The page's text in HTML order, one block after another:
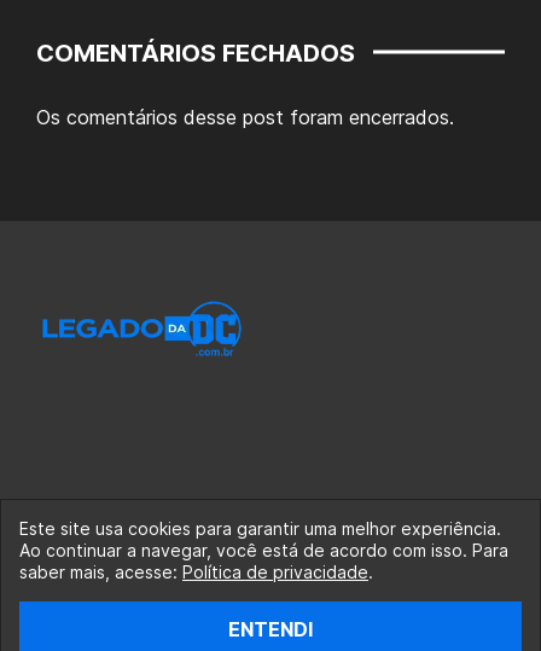
COMENTÁRIOS FECHADOS
Os comentários desse post foram encerrados.
© 2020-2026 Legado da DC, uma empresa da Legado
Enterprises.
fabiolobo
Este site usa cookies para garantir uma melhor experiência.
Ao continuar a navegar, você está de acordo com isso. Para
saber mais, acesse: Política de privacidade.
ENTENDI